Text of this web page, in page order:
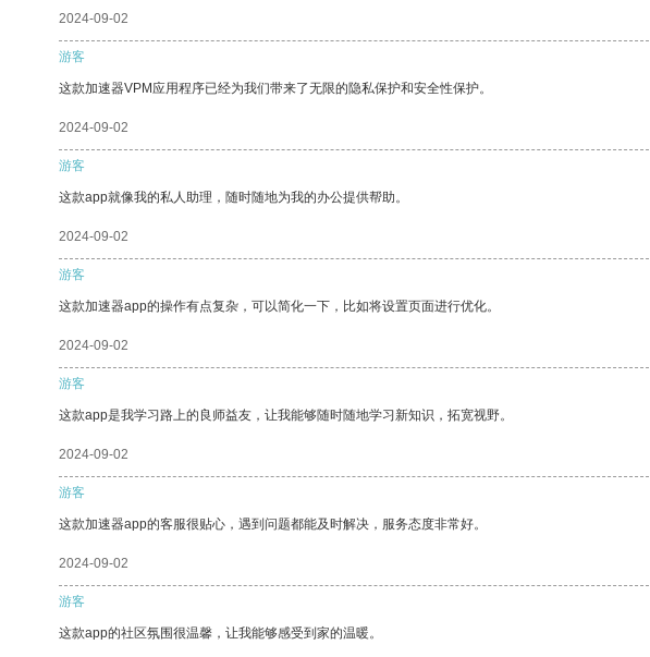
2024-09-02
游客
这款加速器VPM应用程序已经为我们带来了无限的隐私保护和安全性保护。
2024-09-02
游客
这款app就像我的私人助理，随时随地为我的办公提供帮助。
2024-09-02
游客
这款加速器app的操作有点复杂，可以简化一下，比如将设置页面进行优化。
2024-09-02
游客
这款app是我学习路上的良师益友，让我能够随时随地学习新知识，拓宽视野。
2024-09-02
游客
这款加速器app的客服很贴心，遇到问题都能及时解决，服务态度非常好。
2024-09-02
游客
这款app的社区氛围很温馨，让我能够感受到家的温暖。